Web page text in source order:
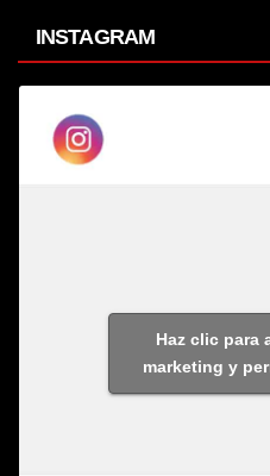
INSTAGRAM
Haz clic para
marketing y